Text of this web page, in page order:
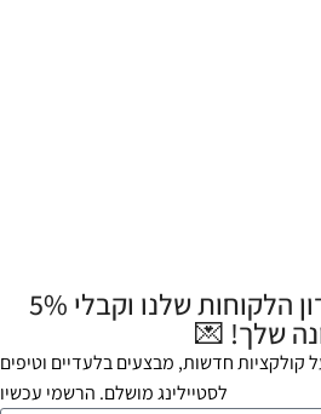
הצטרפי עכשיו למועדון הלקוחות שלנו וקבלי 5%
שלך! 💌
קולקציות חדשות, מבצעים בלעדיים וטיפים
לסטיילינג מושלם. הרשמי עכשיו